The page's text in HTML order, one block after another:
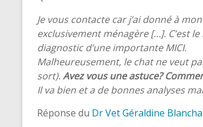
Je vous contacte car j’ai donné à
exclusivement ménagère […]. C’est
diagnostic d’une importante MICI.
Malheureusement, le chat ne veut
sort). Avez vous une astuce?
Il va bien et a de bonnes analyses
Réponse du Dr Vet Géraldine